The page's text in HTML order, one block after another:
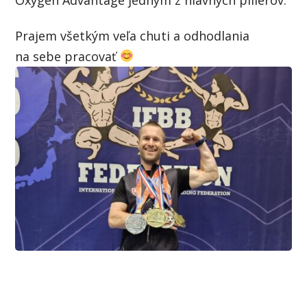
Prajem všetkým veľa chuti a odhodlania
na sebe pracovať